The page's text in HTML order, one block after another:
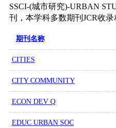
SSCI-(城市研究)-URBAN
刊，本学科多数期刊JCR收录
期刊名称
CITIES
CITY COMMUNITY
ECON DEV Q
EDUC URBAN SOC